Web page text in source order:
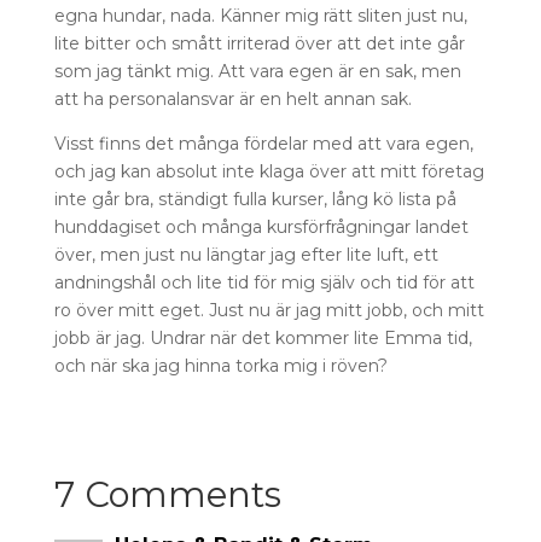
egna hundar, nada. Känner mig rätt sliten just nu,
lite bitter och smått irriterad över att det inte går
som jag tänkt mig. Att vara egen är en sak, men
att ha personalansvar är en helt annan sak.
Visst finns det många fördelar med att vara egen,
och jag kan absolut inte klaga över att mitt företag
inte går bra, ständigt fulla kurser, lång kö lista på
hunddagiset och många kursförfrågningar landet
över, men just nu längtar jag efter lite luft, ett
andningshål och lite tid för mig själv och tid för att
ro över mitt eget. Just nu är jag mitt jobb, och mitt
jobb är jag. Undrar när det kommer lite Emma tid,
och när ska jag hinna torka mig i röven?
7 Comments